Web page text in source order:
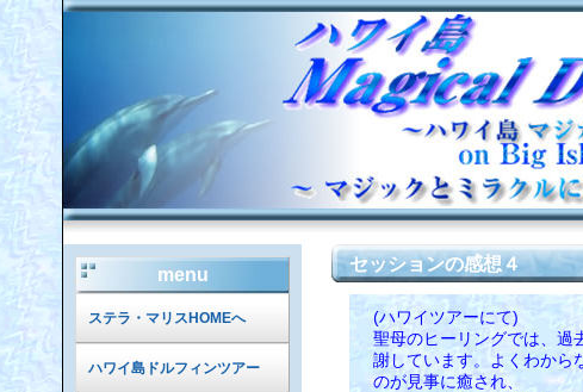
セッションの感想４
(ハワイツアーにて)
聖母のヒーリングでは、過
謝しています。よくわから
のが見事に癒され、
menu
ステラ・マリスHOMEへ
ハワイ島ドルフィンツアー